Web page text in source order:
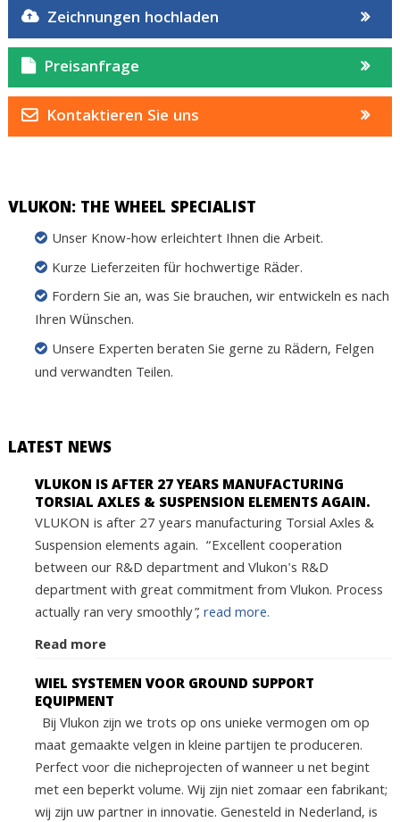
Zeichnungen hochladen
Preisanfrage
Kontaktieren Sie uns
VLUKON: THE WHEEL SPECIALIST
Unser Know-how erleichtert Ihnen die Arbeit.
Kurze Lieferzeiten für hochwertige Räder.
Fordern Sie an, was Sie brauchen, wir entwickeln es nach
Ihren Wünschen.
Unsere Experten beraten Sie gerne zu Rädern, Felgen
und verwandten Teilen.
LATEST NEWS
VLUKON IS AFTER 27 YEARS MANUFACTURING
TORSIAL AXLES & SUSPENSION ELEMENTS AGAIN.
VLUKON is after 27 years manufacturing Torsial Axles &
Suspension elements again. “Excellent cooperation
between our R&D department and Vlukon's R&D
department with great commitment from Vlukon. Process
actually ran very smoothly”,read more.
Read more
WIEL SYSTEMEN VOOR GROUND SUPPORT
EQUIPMENT
Bij Vlukon zijn we trots op ons unieke vermogen om op
maat gemaakte velgen in kleine partijen te produceren.
Perfect voor die nicheprojecten of wanneer u net begint
met een beperkt volume. Wij zijn niet zomaar een fabrikant;
wij zijn uw partner in innovatie. Genesteld in Nederland, is